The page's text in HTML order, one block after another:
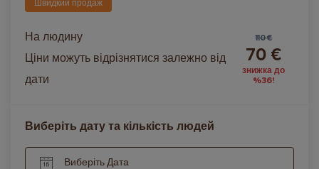
Швидкий продаж
На людину
Ціни можуть відрізнятися залежно від
дати
110 €
70 €
знижка до
%36!
Виберіть дату та кількість людей
Виберіть Дата